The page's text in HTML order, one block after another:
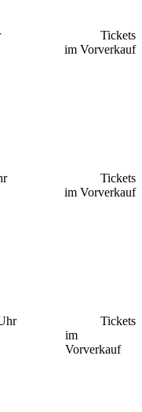
Tickets
im Vorverkauf
Tickets
im Vorverkauf
Tickets
im
Vorverkauf